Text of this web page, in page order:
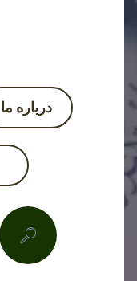
درباره ما